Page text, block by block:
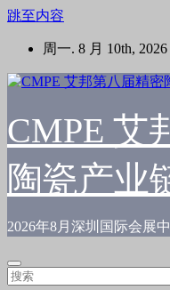
跳至内容
周一. 8 月 10th, 2026
CMPE 艾
陶瓷产业
2026年8月深圳国际会展